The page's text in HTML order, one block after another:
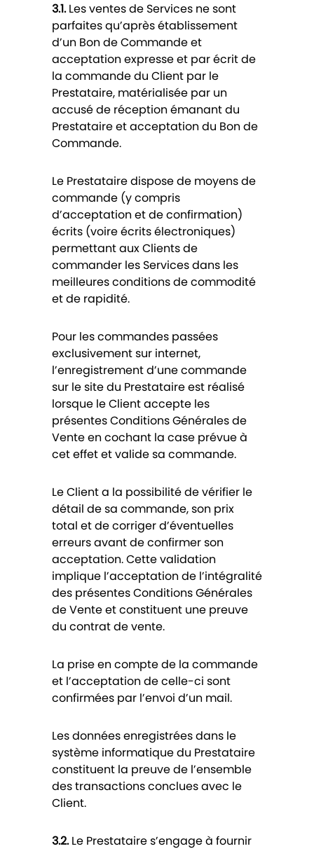
3.1.Les ventes de Services ne sont
parfaites qu’après établissement
d’un Bon de Commande et
acceptation expresse et par écrit de
la commande du Client par le
Prestataire, matérialisée par un
accusé de réception émanant du
Prestataire et acceptation du Bon de
Commande.
Le Prestataire dispose de moyens de
commande (y compris
d’acceptation et de confirmation)
écrits (voire écrits électroniques)
permettant aux Clients de
commander les Services dans les
meilleures conditions de commodité
et de rapidité.
Pour les commandes passées
exclusivement sur internet,
l’enregistrement d’une commande
sur le site du Prestataire est réalisé
lorsque le Client accepte les
présentes Conditions Générales de
Vente en cochant la case prévue à
cet effet et valide sa commande.
Le Client a la possibilité de vérifier le
détail de sa commande, son prix
total et de corriger d’éventuelles
erreurs avant de confirmer son
acceptation. Cette validation
implique l’acceptation de l’intégralité
des présentes Conditions Générales
de Vente et constituent une preuve
du contrat de vente.
La prise en compte de la commande
et l’acceptation de celle-ci sont
confirmées par l’envoi d’un mail.
Les données enregistrées dans le
système informatique du Prestataire
constituent la preuve de l’ensemble
des transactions conclues avec le
Client.
3.2.Le Prestataire s’engage à fournir